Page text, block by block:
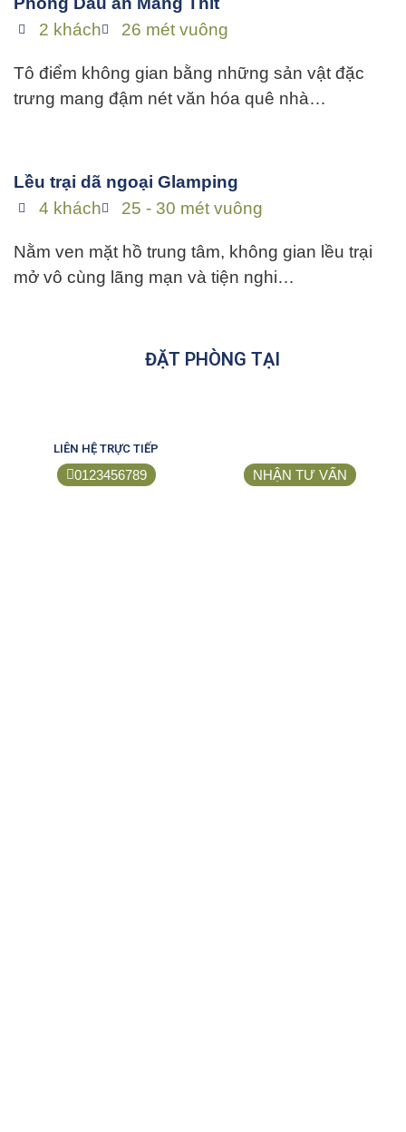
2 khách
26 mét vuông
Tô điểm không gian bằng những sản vật đặc
trưng mang đậm nét văn hóa quê nhà…
Lều trại dã ngoại Glamping
4 khách
25 - 30 mét vuông
Nằm ven mặt hồ trung tâm, không gian lều trại
mở vô cùng lãng mạn và tiện nghi…
ĐẶT PHÒNG TẠI
LIÊN HỆ TRỰC TIẾP
0123456789 NHẬN TƯ VẤN